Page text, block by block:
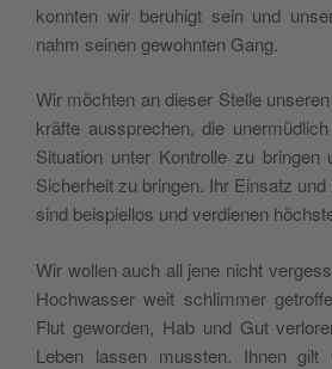
konn­ten wir beru­higt sein und
nahm sei­nen gewohn­ten Gang.
Wir möch­ten an die­ser Stel­le
kräf­te aus­spre­chen, die
Situa­ti­on unter Kon­trol­le zu brin­gen
Sicher­heit zu brin­gen. Ihr Ein­satz
sind bei­spiel­los und ver­die­nen
Wir wol­len auch all jene nicht
Hoch­was­ser weit schlim­mer
Flut gewor­den, Hab und Gut
Leben las­sen muss­ten. Ihnen gilt